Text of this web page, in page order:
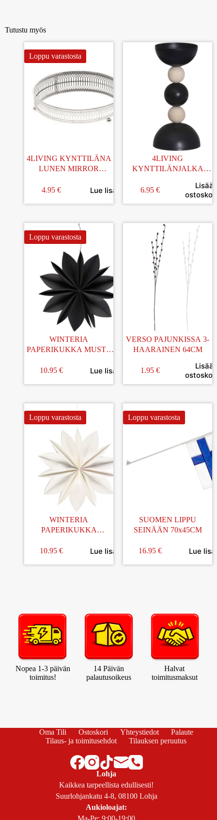
Tutustu myös
Loppu varastosta
4LIVING KYNTTILÄNA
LUNEN MIRROR
4.95 € Lue lisää
4LIVING
KYNTTILÄNJALKA
6.95 €
Lisää
Loppu varastosta
WINTERIA
PAPERIKUKKA MUSTA
10.95 € Lue lisää
VERSO PAJUNKISSA 3-
HAARAINEN 64CM
1.95 €
Lisää
Loppu varastosta
WINTERIA
PAPERIKUKKA
10.95 € Lue lisää
Loppu varastosta
SUOMEN LIPPU
SEINÄÄN 70x45CM
16.95 € Lue
Nopea 1-3 päivän
toimitus!
14 Päivän
palautusoikeus
Halvat
toimitusmaksut
Oma Tili Ostoskori Yhteystiedot
Palaute
Tilaus- ja toimitusehdot
Tilauksen peruutus
Lohja
Kaikkea tarpeellista edullisesti!
Suurlohjankatu 4-8, 08100 Lohja
Aukioloajat:
Ma-Pe: 9:00-19:00